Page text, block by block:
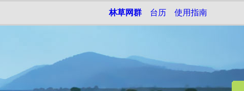
林草网群 台历 使用指南